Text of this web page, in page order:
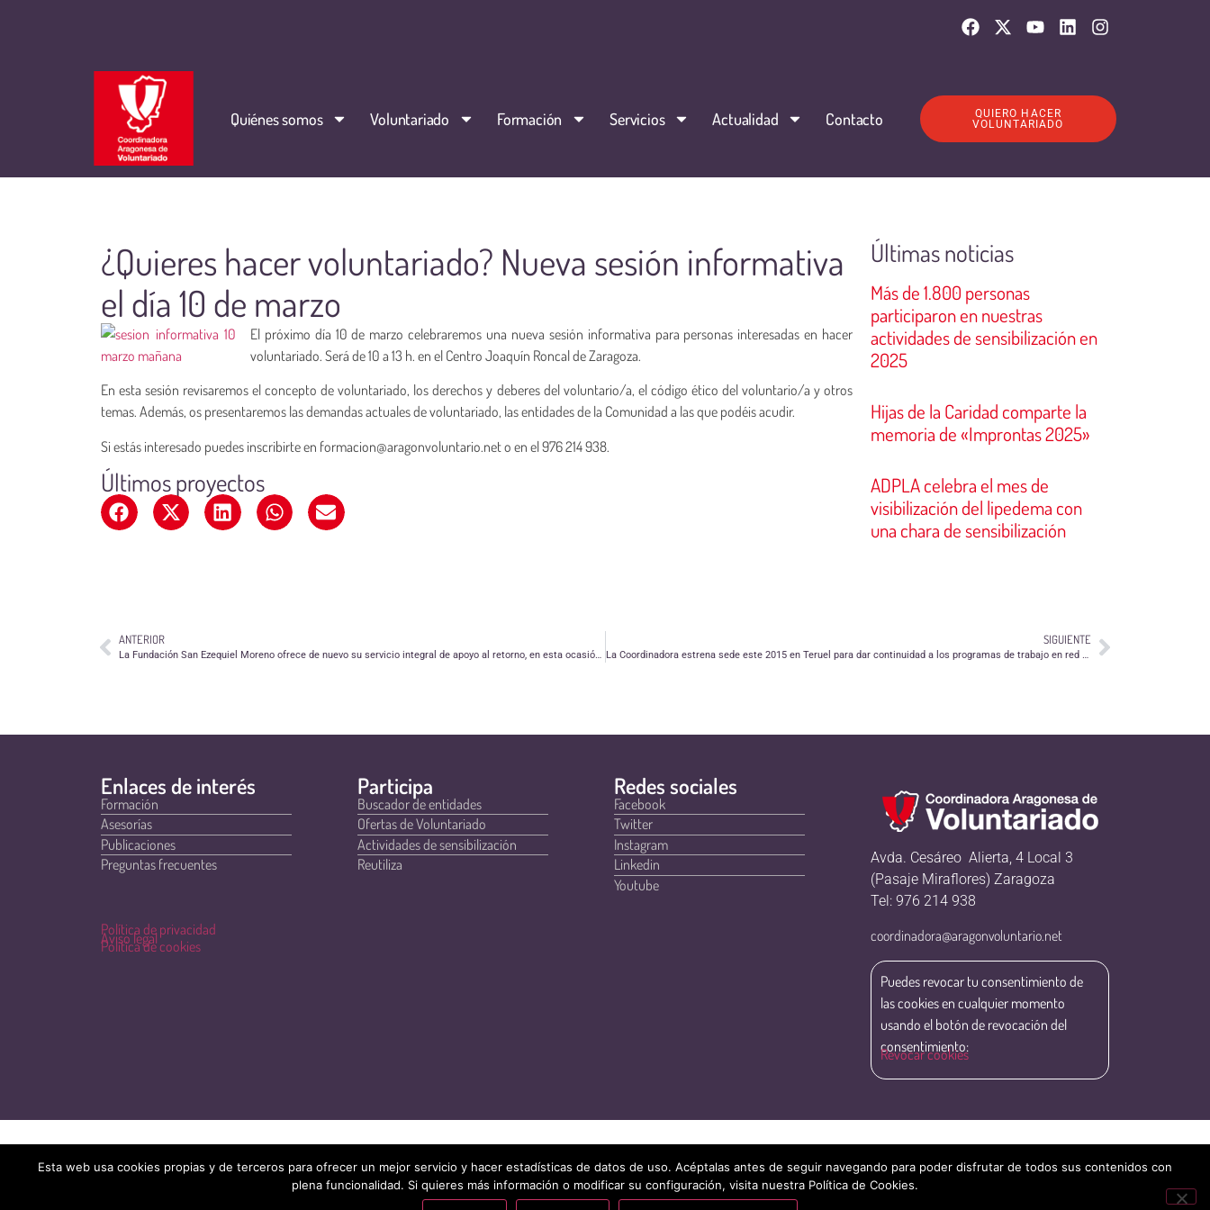
Quiénes somos Voluntariado Formación Servicios Actualidad Contacto
QUIERO HACER
VOLUNTARIADO
¿Quieres hacer voluntariado? Nueva sesión informativa
el día 10 de marzo
El próximo día 10 de marzo celebraremos una nueva sesión informativa para personas interesadas en hacer
voluntariado. Será de 10 a 13 h. en el Centro Joaquín Roncal de Zaragoza.
En esta sesión revisaremos el concepto de voluntariado, los derechos y deberes del voluntario/a, el código ético del voluntario/a y otros
temas. Además, os presentaremos las demandas actuales de voluntariado, las entidades de la Comunidad a las que podéis acudir.
Si estás interesado puedes inscribirte en formacion@aragonvoluntario.net o en el 976 214 938.
Últimos proyectos
Últimas noticias
Más de 1.800 personas
participaron en nuestras
actividades de sensibilización en
2025
Hijas de la Caridad comparte la
memoria de «Improntas 2025»
ADPLA celebra el mes de
visibilización del lipedema con
una chara de sensibilización
ANTERIOR
La Fundación San Ezequiel Moreno ofrece de nuevo su servicio integral de apoyo al retorno, en esta ocasión, de alcance estatal desde todas sus oficinas en Aragón y Madrid
SIGUIENTE
La Coordinadora estrena sede este 2015 en Teruel para dar continuidad a los programas de trabajo en red con entidades sociovoluntarias
Enlaces de interés
Formación
Asesorías
Publicaciones
Preguntas frecuentes
Política de privacidad
Aviso legal
Política de cookies
Participa
Buscador de entidades
Ofertas de Voluntariado
Actividades de sensibilización
Reutiliza
Redes sociales
Facebook
Twitter
Instagram
Linkedin
Youtube
Avda. Cesáreo Alierta, 4 Local 3
(Pasaje Miraflores) Zaragoza
Tel: 976 214 938
coordinadora@aragonvoluntario.net
Puedes revocar tu consentimiento de
las cookies en cualquier momento
usando el botón de revocación del
consentimiento:
Revocar cookies
Esta web usa cookies propias y de terceros para ofrecer un mejor servicio y hacer estadísticas de datos de uso. Acéptalas antes de seguir navegando para poder disfrutar de todos sus contenidos con
plena funcionalidad. Si quieres más información o modificar su configuración, visita nuestra Política de Cookies.